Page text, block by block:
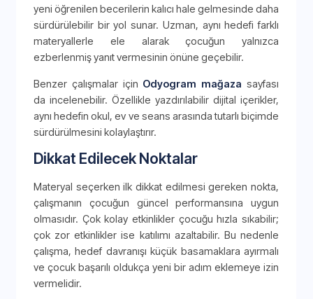
yeni öğrenilen becerilerin kalıcı hale gelmesinde daha
sürdürülebilir bir yol sunar. Uzman, aynı hedefi farklı
materyallerle ele alarak çocuğun yalnızca
ezberlenmiş yanıt vermesinin önüne geçebilir.
Benzer çalışmalar için Odyogram mağaza sayfası
da incelenebilir. Özellikle yazdırılabilir dijital içerikler,
aynı hedefin okul, ev ve seans arasında tutarlı biçimde
sürdürülmesini kolaylaştırır.
Dikkat Edilecek Noktalar
Materyal seçerken ilk dikkat edilmesi gereken nokta,
çalışmanın çocuğun güncel performansına uygun
olmasıdır. Çok kolay etkinlikler çocuğu hızla sıkabilir;
çok zor etkinlikler ise katılımı azaltabilir. Bu nedenle
çalışma, hedef davranışı küçük basamaklara ayırmalı
ve çocuk başarılı oldukça yeni bir adım eklemeye izin
vermelidir.